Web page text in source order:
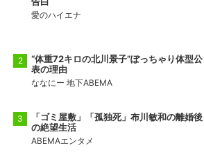
愛のハイエナ
“体重72キロの北川景子”ぽっちゃり体型公
表の理由
ななにー 地下ABEMA
「ゴミ屋敷」「孤独死」布川敏和の離婚後
の絶望生活
ABEMAエンタメ